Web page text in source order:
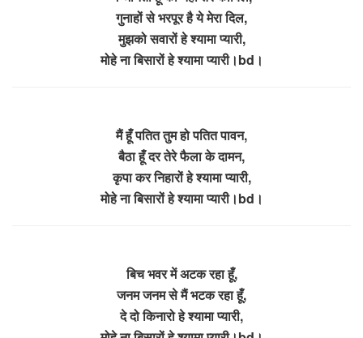
गुनाहों से भरपूर है ये मेरा दिल,
मुझको सवारों हे श्यामा प्यारी,
मोहे ना बिसारों हे श्यामा प्यारी।bd।
मैं हूँ पतित तुम हो पतित पावन,
बैठा हूँ दर तेरे फैला के दामन,
कृपा कर निहारों हे श्यामा प्यारी,
मोहे ना बिसारों हे श्यामा प्यारी।bd।
बिच भवर में अटक रहा हूँ,
जनम जनम से मैं भटक रहा हूँ,
दे दो किनारो हे श्यामा प्यारी,